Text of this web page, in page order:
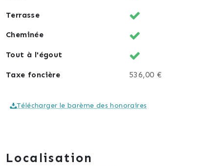
Terrasse
Cheminée
Tout à l'égout
Taxe foncière 536,00 €
Télécharger le barème des honoraires
Localisation